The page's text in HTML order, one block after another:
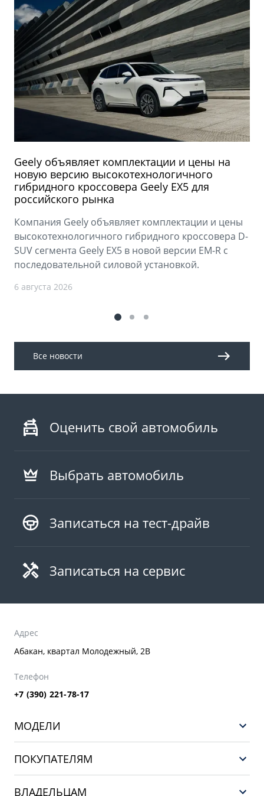
Geely объявляет комплектации и цены на
новую версию высокотехнологичного
гибридного кроссовера Geely EX5 для
российского рынка
Компания Geely объявляет комплектации и цены
высокотехнологичного гибридного кроссовера D-
SUV сегмента Geely EX5 в новой версии EM-R с
последовательной силовой установкой.
6 августа 2026
Все новости
Оценить свой автомобиль
Выбрать автомобиль
Записаться на тест-драйв
Записаться на сервис
Адрес
Абакан, квартал Молодежный, 2В
Телефон
+7 (390) 221-78-17
МОДЕЛИ
EX5
ПОКУПАТЕЛЯМ
ВЛАДЕЛЬЦАМ